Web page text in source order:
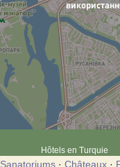
Hôtels en Turquie
Sanatoriums · Châteaux ·